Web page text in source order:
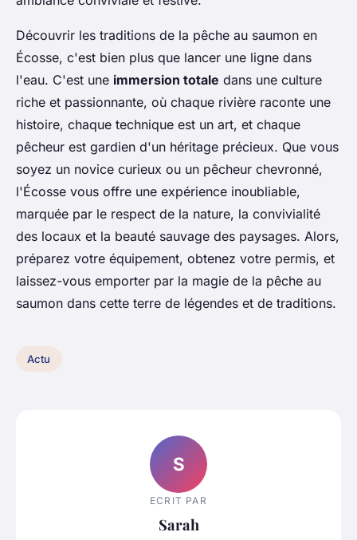
Découvrir les traditions de la pêche au saumon en
Écosse, c'est bien plus que lancer une ligne dans
l'eau. C'est une immersion totale dans une culture
riche et passionnante, où chaque rivière raconte une
histoire, chaque technique est un art, et chaque
pêcheur est gardien d'un héritage précieux. Que vous
soyez un novice curieux ou un pêcheur chevronné,
l'Écosse vous offre une expérience inoubliable,
marquée par le respect de la nature, la convivialité
des locaux et la beauté sauvage des paysages. Alors,
préparez votre équipement, obtenez votre permis, et
laissez-vous emporter par la magie de la pêche au
saumon dans cette terre de légendes et de traditions.
Actu
S
ECRIT PAR
Sarah